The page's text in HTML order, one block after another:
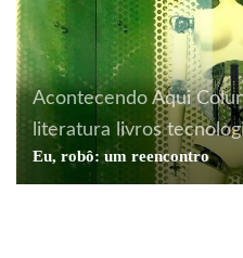
Acontecendo Aqui
literatura livros
Eu, robô: um reencontro